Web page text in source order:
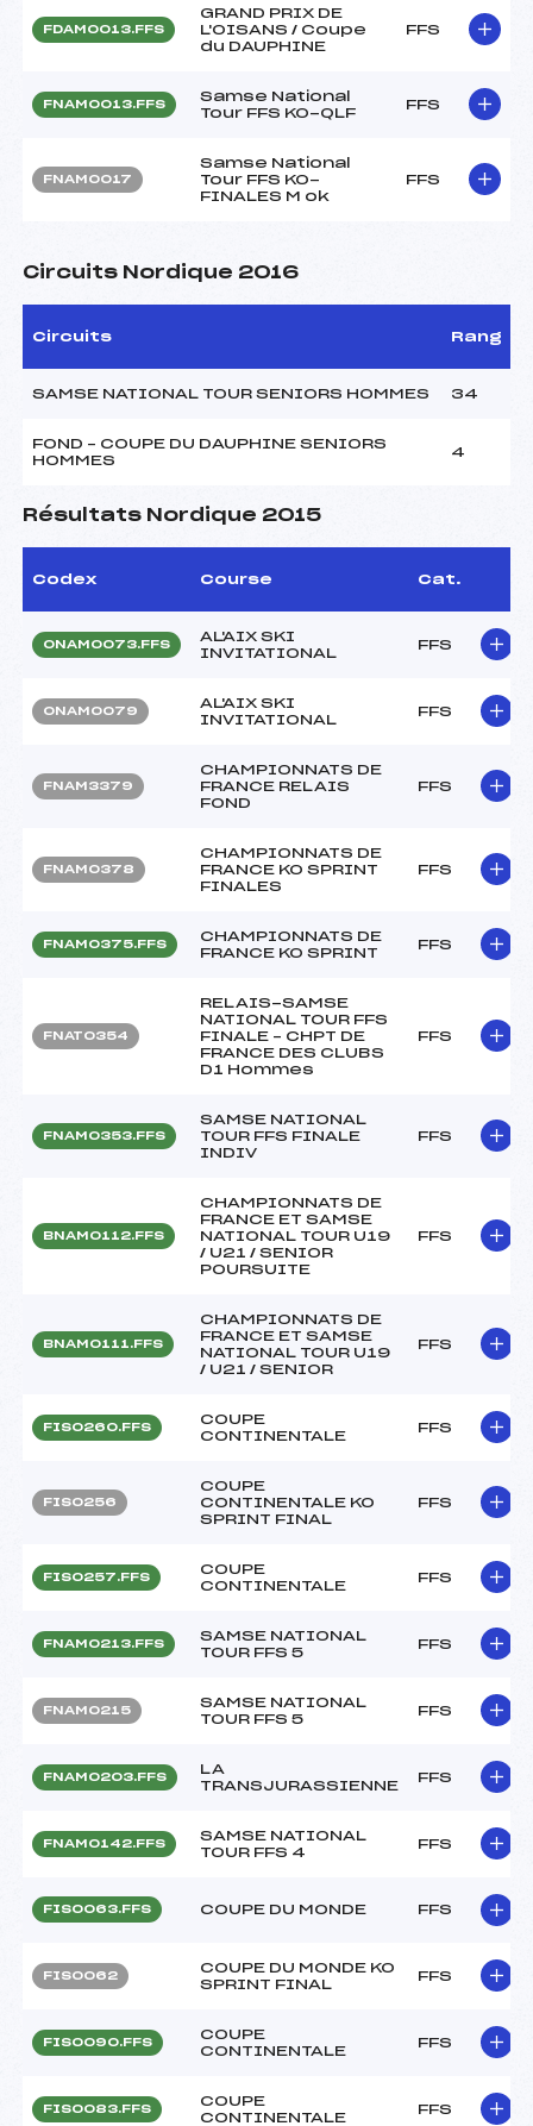
FDAM0013.FFS
GRAND PRIX DE
L'OISANS / Coupe
du DAUPHINE
FFS
FNAM0013.FFS
Samse National
Tour FFS KO-QLF
FFS
FNAM0017
Samse National
Tour FFS KO-
FINALES M ok
FFS
Circuits Nordique 2016
Circuits Rang
SAMSE NATIONAL TOUR SENIORS HOMMES 34
FOND – COUPE DU DAUPHINE SENIORS
HOMMES
4
Résultats Nordique 2015
Codex Course Cat.
ONAM0073.FFS
AL'AIX SKI
INVITATIONAL
FFS
ONAM0079
AL'AIX SKI
INVITATIONAL
FFS
FNAM3379
CHAMPIONNATS DE
FRANCE RELAIS
FOND
FFS
FNAM0378
CHAMPIONNATS DE
FRANCE KO SPRINT
FINALES
FFS
FNAM0375.FFS
CHAMPIONNATS DE
FRANCE KO SPRINT
FFS
FNAT0354
RELAIS-SAMSE
NATIONAL TOUR FFS
FINALE – CHPT DE
FRANCE DES CLUBS
D1 Hommes
FFS
FNAM0353.FFS
SAMSE NATIONAL
TOUR FFS FINALE
INDIV
FFS
BNAM0112.FFS
CHAMPIONNATS DE
FRANCE ET SAMSE
NATIONAL TOUR U19
/ U21 / SENIOR
POURSUITE
FFS
BNAM0111.FFS
CHAMPIONNATS DE
FRANCE ET SAMSE
NATIONAL TOUR U19
/ U21 / SENIOR
FFS
FIS0260.FFS
COUPE
CONTINENTALE
FFS
FIS0256
COUPE
CONTINENTALE KO
SPRINT FINAL
FFS
FIS0257.FFS
COUPE
CONTINENTALE
FFS
FNAM0213.FFS
SAMSE NATIONAL
TOUR FFS 5
FFS
FNAM0215
SAMSE NATIONAL
TOUR FFS 5
FFS
FNAM0203.FFS
LA
TRANSJURASSIENNE
FFS
FNAM0142.FFS
SAMSE NATIONAL
TOUR FFS 4
FFS
FIS0063.FFS COUPE DU MONDE FFS
FIS0062
COUPE DU MONDE KO
SPRINT FINAL
FFS
FIS0090.FFS
COUPE
CONTINENTALE
FFS
FIS0083.FFS
COUPE
CONTINENTALE
FFS